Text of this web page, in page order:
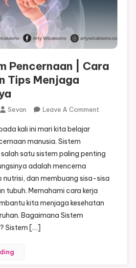
Pencernaan | Cara
Tips Menjaga
Sevan Leave A CommentOn
|
Kerjanya
Tips
kali ini mari kita belajar
manusia. Sistem
satu sistem paling penting
adalah mencerna
nutrisi, dan membuang sisa-sisa
tubuh. Memahami cara kerja
kita menjaga kesehatan
Bagaimana Sistem
Sistem […]